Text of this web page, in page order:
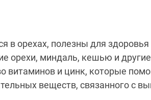
в орехах, полезны для
орехи, миндаль, кешью и
витаминов и цинк, которые
веществ, связанногос